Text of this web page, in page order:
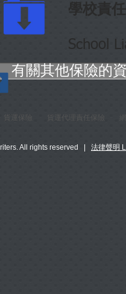
學校責
School
有關其他保險的
貨運保險 貨運代理責任保險
All rights reserved | 法律聲明